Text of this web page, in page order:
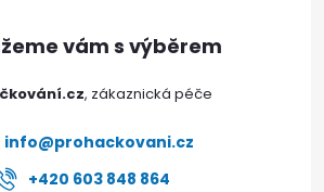
info@prohackovani.cz
+420 603 848 864